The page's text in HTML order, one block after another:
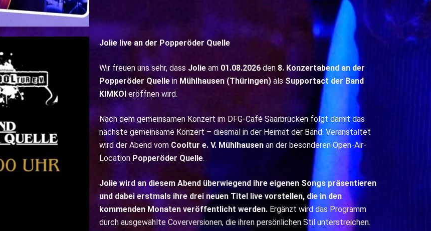
Jolie live an der Popperöder Quelle
Wir freuen uns sehr, dass Jolieam 01.08.2026den 8. Konzertabend an der
Popperöder Quellein Mühlhausen (Thüringen)als Supportact der Band
KIMKOIeröffnen wird.
Nach dem gemeinsamen Konzert im DFG-Café Saarbrücken folgt damit das
nächste gemeinsame Konzert – diesmal in der Heimat der Band. Veranstaltet
wird der Abend vom Cooltur e. V. Mühlhausenan der besonderen Open-Air-
Location Popperöder Quelle.
Jolie wird an diesem Abend überwiegend ihre eigenen Songs präsentieren
und dabei erstmals ihre drei neuen Titel live vorstellen, die in den
kommenden Monaten veröffentlicht werden.Ergänzt wird das Programm
durch ausgewählte Coverversionen, die ihren persönlichen Stil unterstreichen.